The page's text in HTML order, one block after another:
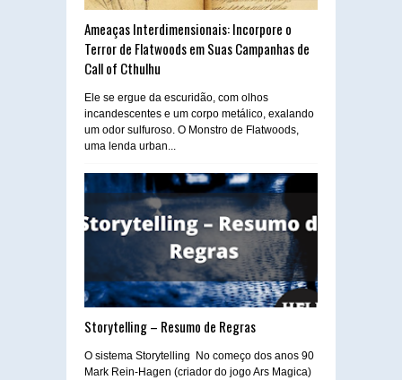
Ameaças Interdimensionais: Incorpore o
Terror de Flatwoods em Suas Campanhas de
Call of Cthulhu
Ele se ergue da escuridão, com olhos
incandescentes e um corpo metálico, exalando
um odor sulfuroso. O Monstro de Flatwoods,
uma lenda urban...
Storytelling – Resumo de Regras
O sistema Storytelling No começo dos anos 90
Mark Rein-Hagen (criador do jogo Ars Magica)